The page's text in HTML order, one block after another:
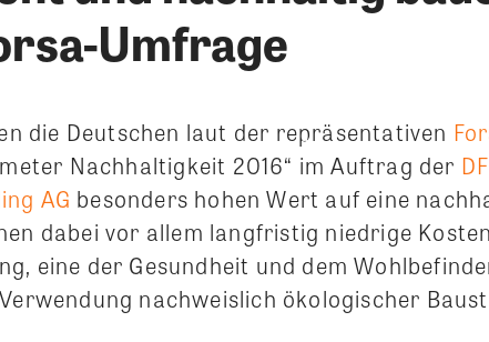
Umfrage
die Deutschen laut der repräsentativen
Nachhaltigkeit 2016“ im Auftrag der
AG besonders hohen Wert auf eine
dabei vor allem langfristig niedrige
eine der Gesundheit und dem
nachweislich ökologischer